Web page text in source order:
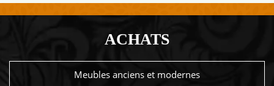
ACHATS
Meubles anciens et modernes